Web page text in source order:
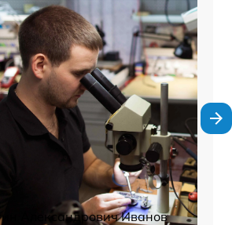
Александрович Иванов